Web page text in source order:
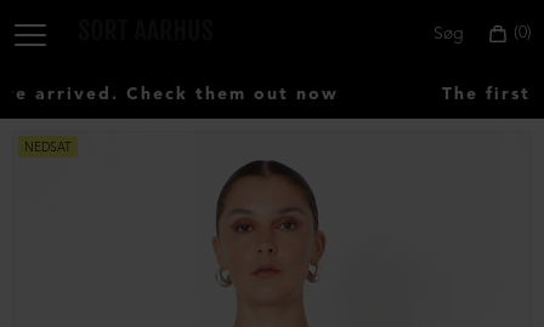
0
Søg
arrived. Check them out now The first
NEDSAT